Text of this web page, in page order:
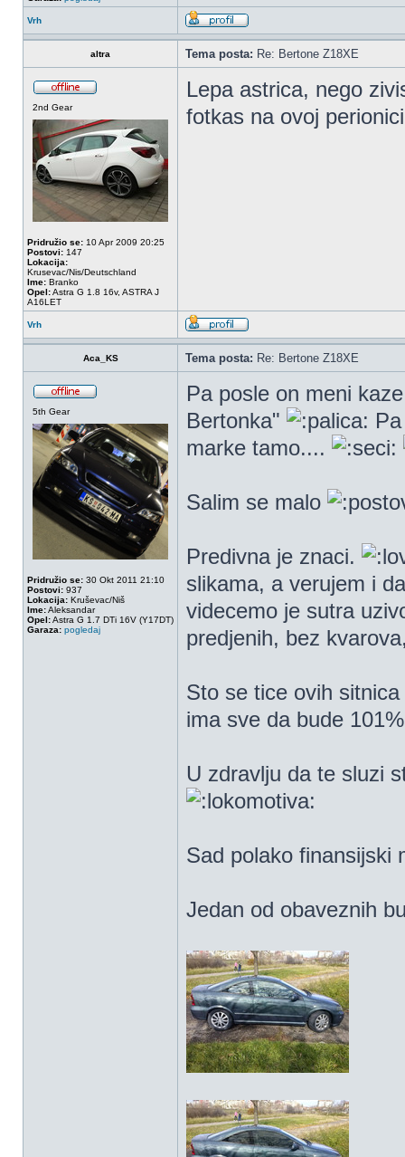
Vrh
altra Tema posta: Re: Bertone Z18XE
2nd Gear
Pridružio se: 10 Apr 2009 20:25
Postovi: 147
Lokacija:
Krusevac/Nis/Deutschland
Ime: Branko
Opel:Astra G 1.8 16v, ASTRA J
A16LET
Lepa astrica, nego
fotkas na ovoj
Vrh
Aca_KS Tema posta: Re: Bertone Z18XE
5th Gear
Pridružio se: 30 Okt 2011 21:10
Postovi: 937
Lokacija: Kruševac/Niš
Ime:Aleksandar
Opel:Astra G 1.7 DTi 16V (Y17DT)
Garaza: pogledaj
Pa posle on meni
Bertonka"
marke tamo....
Salim se malo
Predivna je znaci.
slikama, a verujem i
videcemo je sutra
predjenih, bez
Sto se tice ovih
ima sve da bude
U zdravlju da te sluzi
Sad polako finansijski
Jedan od obaveznih